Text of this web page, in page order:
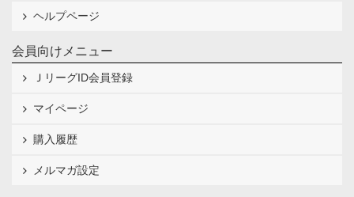
ヘルプページ
会員向けメニュー
ＪリーグID会員登録
マイページ
購入履歴
メルマガ設定